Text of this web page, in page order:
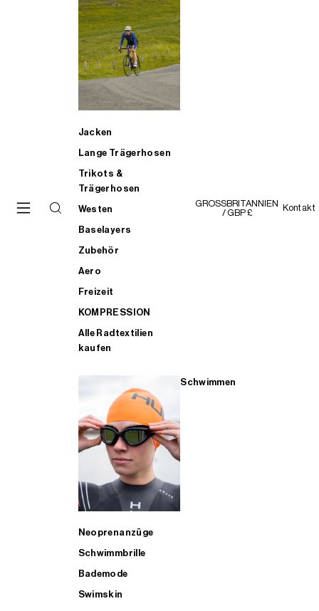
Jacken
Lange Trägerhosen
Trikots &
Trägerhosen
Westen
Baselayers
Zubehör
Aero
Freizeit
KOMPRESSION
Alle Radtextilien
kaufen
Schwimmen
Neoprenanzüge
Schwimmbrille
Bademode
Swimskin
GROSSBRITANNIEN
/ GBP £
Kontakt